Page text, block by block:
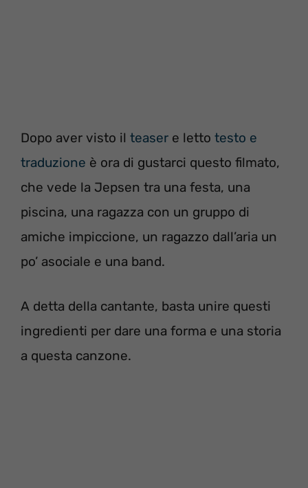
Dopo aver visto il teaser e letto testo e
traduzione è ora di gustarci questo filmato,
che vede la Jepsen tra una festa, una
piscina, una ragazza con un gruppo di
amiche impiccione, un ragazzo dall’aria un
po’ asociale e una band.
A detta della cantante, basta unire questi
ingredienti per dare una forma e una storia
a questa canzone.